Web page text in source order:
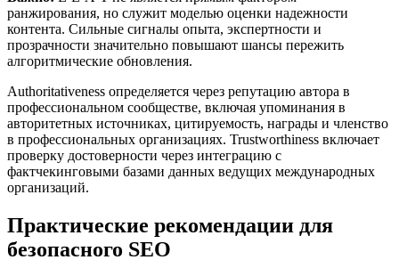
ранжирования, но служит моделью оценки надежности
контента. Сильные сигналы опыта, экспертности и
прозрачности значительно повышают шансы пережить
алгоритмические обновления.
Authoritativeness определяется через репутацию автора в
профессиональном сообществе, включая упоминания в
авторитетных источниках, цитируемость, награды и членство
в профессиональных организациях. Trustworthiness включает
проверку достоверности через интеграцию с
фактчекинговыми базами данных ведущих международных
организаций.
Практические рекомендации для
безопасного SEO